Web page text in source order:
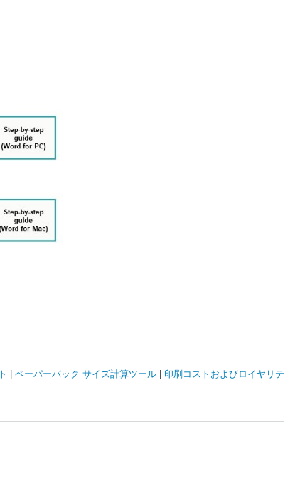
| ペーパーバック サイズ計算ツール | 印刷コストおよびロイヤリテ